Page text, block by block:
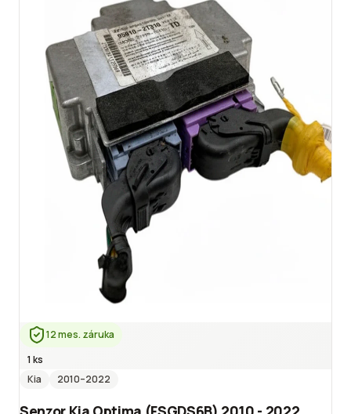
12 mes. záruka
1 ks
Kia
2010–2022